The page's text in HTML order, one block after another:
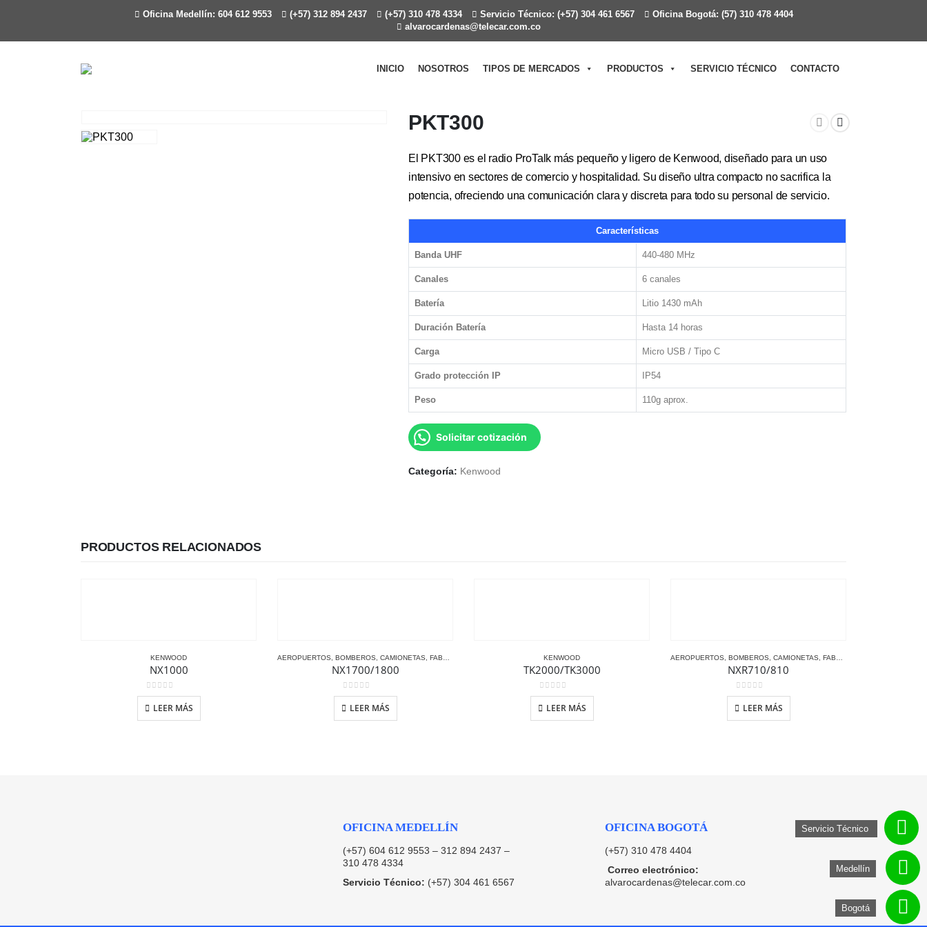
Oficina Medellín: 604 612 9553 (+57) 312 894 2437 (+57) 310 478 4334 Servicio Técnico: (+57) 304 461 6567
Oficina Bogotá: (57) 310 478 4404
alvarocardenas@telecar.com.co
INICIO NOSOTROS TIPOS DE MERCADOS PRODUCTOS SERVICIO TÉCNICO CONTACTO
Servicio Técnico
Bogotá
Medellín
PKT300
El PKT300 es el radio ProTalk más pequeño y ligero de Kenwood, diseñado para un uso
intensivo en sectores de comercio y hospitalidad. Su diseño ultra compacto no sacrifica la
potencia, ofreciendo una comunicación clara y discreta para todo su personal de servicio.
Características
Banda UHF 440-480 MHz
Canales 6 canales
Batería Litio 1430 mAh
Duración Batería Hasta 14 horas
Carga Micro USB / Tipo C
Grado protección IP IP54
Peso 110g aprox.
Solicitar cotización
Categoría: Kenwood
PRODUCTOS RELACIONADOS
KENWOOD
NX1000
0out of 5
LEER MÁS
AEROPUERTOS, BOMBEROS, CAMIONETAS, FABRICAS GRANDES ,TAXIS,TRANSPORTE PUBLICO
NX1700/1800
0out of 5
LEER MÁS
KENWOOD
TK2000/TK3000
0out of 5
LEER MÁS
AEROPUERTOS, BOMBEROS, CAMIONETAS, FABRICAS GRANDES
NXR710/810
0out of 5
LEER MÁS
OFICINA MEDELLÍN
(+57) 604 612 9553 – 312 894 2437 –
310 478 4334
Servicio Técnico: (+57) 304 461 6567
OFICINA BOGOTÁ
(+57) 310 478 4404
Correo electrónico:
alvarocardenas@telecar.com.co